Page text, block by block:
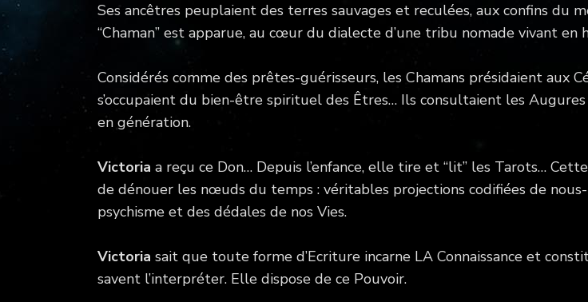
Ses ancêtres peuplaient des terres sauvages et reculées, aux confins du
“Chaman” est apparue, au cœur du dialecte d’une tribu nomade vivant
Considérés comme des prêtes-guérisseurs, les Chamans présidaient aux
s’occupaient du bien-être spirituel des Êtres… Ils consultaient les
en génération.
Victoria a reçu ce Don… Depuis l’enfance, elle tire et “lit” les Tarots…
de dénouer les nœuds du temps : véritables projections codifiées de
psychisme et des dédales de nos Vies.
Victoria sait que toute forme d’Ecriture incarne LA Connaissance et
savent l’interpréter. Elle dispose de ce Pouvoir.